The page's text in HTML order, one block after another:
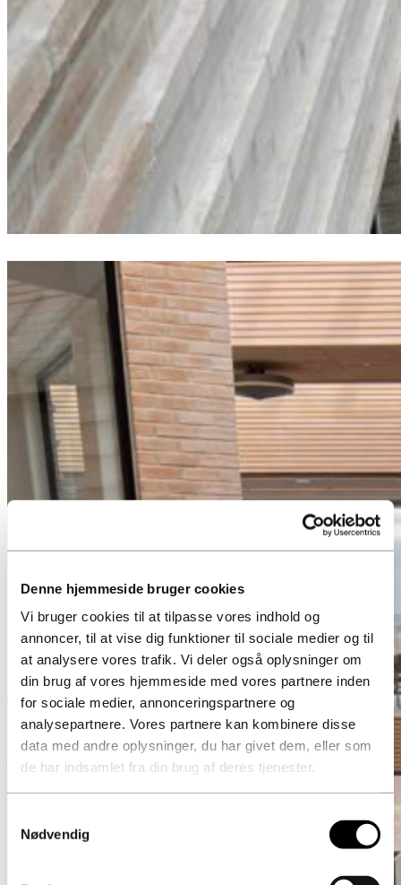
Denne hjemmeside bruger cookies
Vi bruger cookies til at tilpasse vores indhold og
annoncer, til at vise dig funktioner til sociale medier og til
at analysere vores trafik. Vi deler også oplysninger om
din brug af vores hjemmeside med vores partnere inden
for sociale medier, annonceringspartnere og
analysepartnere. Vores partnere kan kombinere disse
data med andre oplysninger, du har givet dem, eller som
de har indsamlet fra din brug af deres tjenester.
Nødvendig